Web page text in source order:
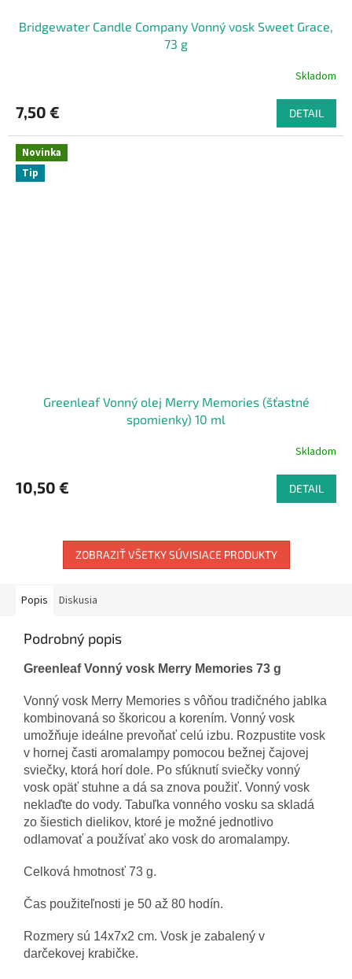
Bridgewater Candle Company Vonný vosk Sweet Grace,
73 g
Skladom
7,50 € DETAIL
Novinka
Tip
Greenleaf Vonný olej Merry Memories (šťastné
spomienky) 10 ml
Skladom
10,50 € DETAIL
ZOBRAZIŤ VŠETKY SÚVISIACE PRODUKTY
Popis Diskusia
Podrobný popis
Greenleaf Vonný vosk Merry Memories 73 g
Vonný vosk Merry Memories s vôňou tradičného jablka
kombinovaná so škoricou a korením. Vonný vosk
umožňuje ideálne prevoňať celú izbu. Rozpustite vosk
v hornej časti aromalampy pomocou bežnej čajovej
sviečky, ktorá horí dole. Po sfúknutí sviečky vonný
vosk opäť stuhne a dá sa znova použiť. Vonný vosk
neklaďte do vody. Tabuľka vonného vosku sa skladá
zo šiestich dielikov, ktoré je možné jednotlivo
odlamovať a používať ako vosk do aromalampy.
Celková hmotnosť 73 g.
Čas použiteľnosti je 50 až 80 hodín.
Rozmery sú 14x7x2 cm. Vosk je zabalený v
darčekovej krabičke.